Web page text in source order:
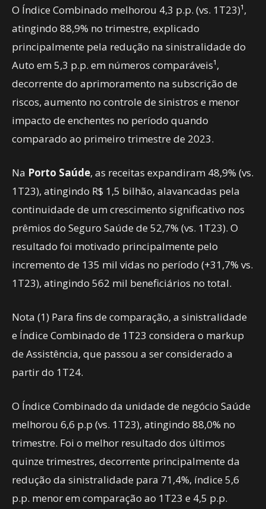
O Índice Combinado melhorou 4,3 p.p. (vs. 1T23)¹,
atingindo 88,9% no trimestre, explicado
principalmente pela redução na sinistralidade do
Auto em 5,3 p.p. em números comparáveis¹,
decorrente do aprimoramento na subscrição de
riscos, aumento no controle de sinistros e menor
impacto de enchentes no período quando
comparado ao primeiro trimestre de 2023.
Na Porto Saúde, as receitas expandiram 48,9% (vs.
1T23), atingindo R$ 1,5 bilhão, alavancadas pela
continuidade de um crescimento significativo nos
prêmios do Seguro Saúde de 52,7% (vs. 1T23). O
resultado foi motivado principalmente pelo
incremento de 135 mil vidas no período (+31,7% vs.
1T23), atingindo 562 mil beneficiários no total.
Nota (1) Para fins de comparação, a sinistralidade
e Índice Combinado de 1T23 considera o markup
de Assistência, que passou a ser considerado a
partir do 1T24.
O Índice Combinado da unidade de negócio Saúde
melhorou 6,6 p.p (vs. 1T23), atingindo 88,0% no
trimestre. Foi o melhor resultado dos últimos
quinze trimestres, decorrente principalmente da
redução da sinistralidade para 71,4%, índice 5,6
p.p. menor em comparação ao 1T23 e 4,5 p.p.